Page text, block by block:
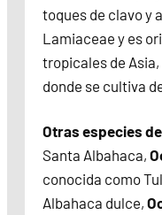
toques de clavo y
Lamiaceae y es
tropicales de
donde se cultiva
Otras especies
Santa Albahaca,
conocida como
Albahaca dulce,